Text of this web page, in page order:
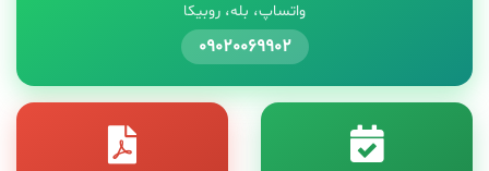
واتساپ، بله، روبیکا
09020069902